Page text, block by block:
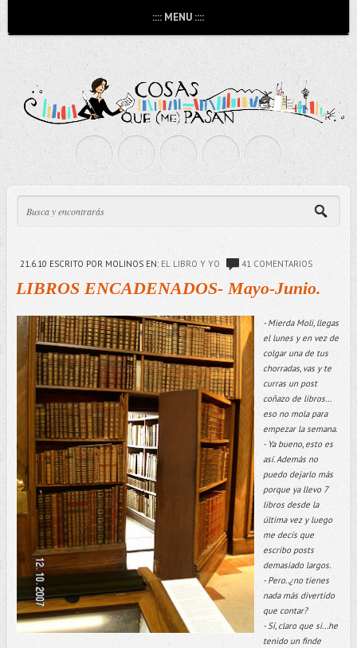
:::: MENU ::::
21.6.10 ESCRITO POR MOLINOS EN: EL LIBRO Y YO 41 COMENTARIOS
LIBROS ENCADENADOS- Mayo-Junio.
- Mierda Moli, llegas
el lunes y en vez de
colgar una de tus
chorradas, vas y te
curras un post
coñazo de libros…
eso no mola para
empezar la semana.
- Ya bueno, esto es
así. Además no
puedo dejarlo más
porque ya llevo 7
libros desde la
última vez y luego
me decís que
escribo posts
demasiado largos.
- Pero..¿no tienes
nada más divertido
que contar?
- Sí, claro que si...he
tenido un finde